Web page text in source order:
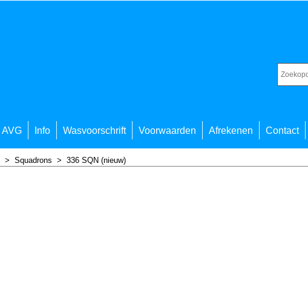
AVG Info Wasvoorschrift Voorwaarden Afrekenen Contact
> Squadrons > 336 SQN (nieuw)